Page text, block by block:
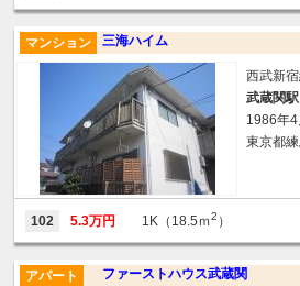
三海ハイム
マンション
西武新
武蔵関駅
1986年
東京都
102 5.3万円 1K（18.5ｍ2 ）
ファーストハウス武蔵関
アパート